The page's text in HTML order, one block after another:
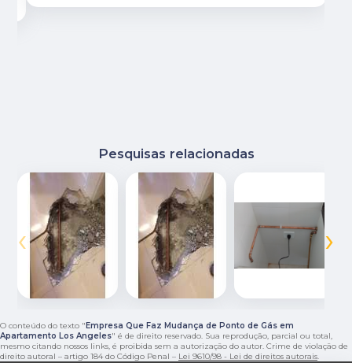
Pesquisas relacionadas
‹ ›
O conteúdo do texto " Empresa Que Faz Mudança de Ponto de Gás em
Apartamento Los Angeles" é de direito reservado. Sua reprodução, parcial ou total,
mesmo citando nossos links, é proibida sem a autorização do autor. Crime de violação de
direito autoral – artigo 184 do Código Penal – Lei 9610/98 - Lei de direitos autorais.